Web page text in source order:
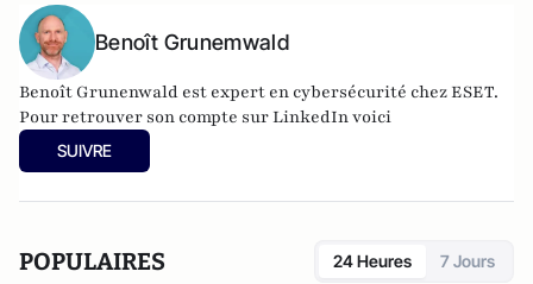
Benoît Grunemwald
Benoît Grunenwald est expert en cybersécurité chez ESET.
Pour retrouver son compte sur LinkedIn voici
SUIVRE
POPULAIRES 24 Heures 7 Jours